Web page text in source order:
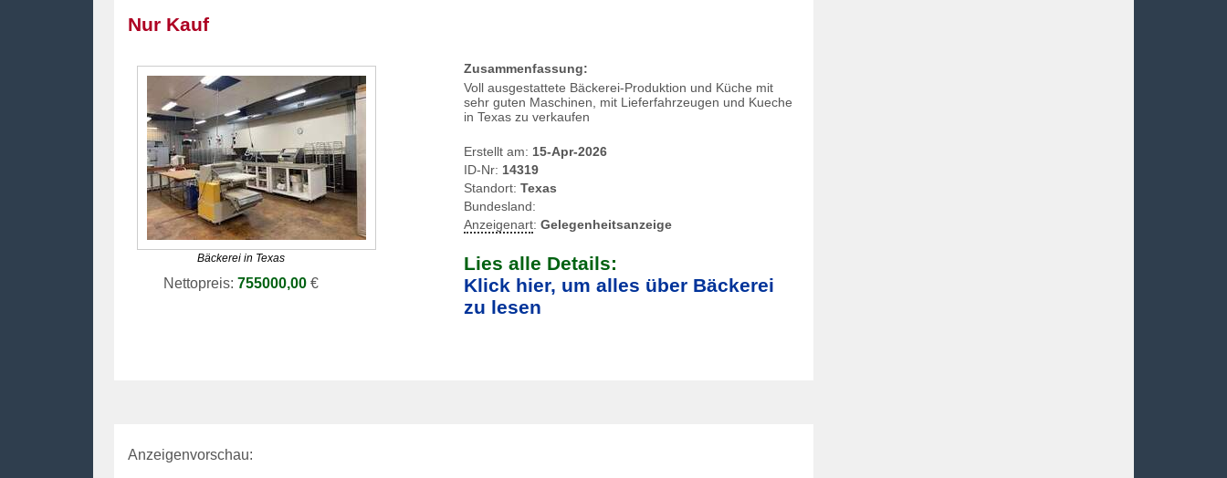
Nur Kauf
Bäckerei in Texas
Nettopreis: 755000,00€
Zusammenfassung:
Voll ausgestattete Bäckerei-Produktion und Küche mit
sehr guten Maschinen, mit Lieferfahrzeugen und Kueche
in Texas zu verkaufen
Erstellt am: 15-Apr-2026
ID-Nr: 14319
Standort: Texas
Bundesland:
Anzeigenart: Gelegenheitsanzeige
Lies alle Details:
Klick hier, um alles über Bäckerei
zu lesen
Anzeigenvorschau: